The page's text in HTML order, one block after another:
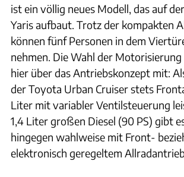
ist ein völlig neues Modell, das auf
Yaris aufbaut. Trotz der kompakten
können fünf Personen in dem
nehmen. Die Wahl der
hier über das Antriebskonzept mit:
der Toyota Urban Cruiser stets
Liter mit variabler Ventilsteuerung
1,4 Liter großen Diesel (90 PS) gibt
hingegen wahlweise mit Front-
elektronisch geregeltem